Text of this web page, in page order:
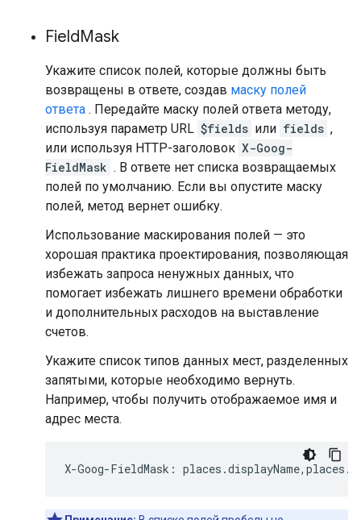
FieldMask
Укажите список полей, которые должны быть
возвращены в ответе, создав маску полей
ответа . Передайте маску полей ответа методу,
используя параметр URL $fields или fields ,
или используя HTTP-заголовок X-Goog-
FieldMask . В ответе нет списка возвращаемых
полей по умолчанию. Если вы опустите маску
полей, метод вернет ошибку.
Использование маскирования полей — это
хорошая практика проектирования, позволяющая
избежать запроса ненужных данных, что
помогает избежать лишнего времени обработки
и дополнительных расходов на выставление
счетов.
Укажите список типов данных мест, разделенных
запятыми, которые необходимо вернуть.
Например, чтобы получить отображаемое имя и
адрес места.
X-Goog-FieldMask : places .displayName, places .